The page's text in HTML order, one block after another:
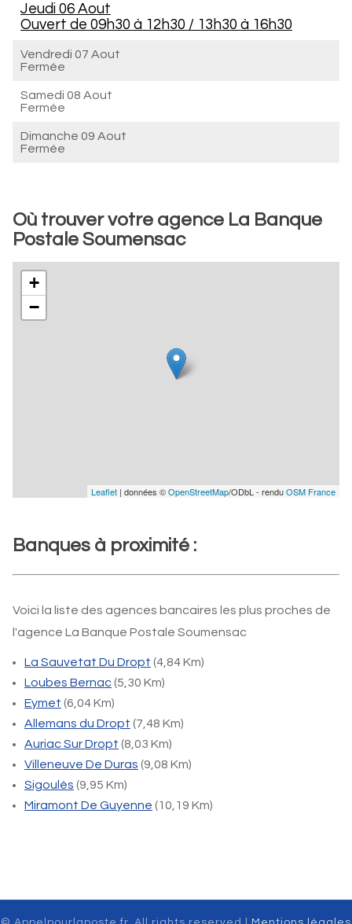
Jeudi 06 Aout
Ouvert de 09h30 à 12h30 / 13h30 à 16h30
Vendredi 07 Aout
Fermée
Samedi 08 Aout
Fermée
Dimanche 09 Aout
Fermée
Où trouver votre agence La Banque
Postale Soumensac
+
−
Leaflet | données ©OpenStreetMap/ODbL - renduOSM France
Banques à proximité :
Voici la liste des agences bancaires les plus proches de
l'agence La Banque Postale Soumensac
La Sauvetat Du Dropt (4,84 Km)
Loubes Bernac(5,30 Km)
Eymet (6,04 Km)
Allemans du Dropt (7,48 Km)
Auriac Sur Dropt (8,03 Km)
Villeneuve De Duras (9,08 Km)
Sigoulès (9,95 Km)
Miramont De Guyenne (10,19 Km)